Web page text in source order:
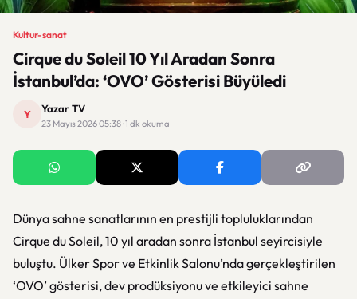
Kultur-sanat
Cirque du Soleil 10 Yıl Aradan Sonra
İstanbul’da: ‘OVO’ Gösterisi Büyüledi
Y Yazar TV
23 Mayıs 2026 05:38 · 1 dk okuma
Dünya sahne sanatlarının en prestijli topluluklarından
Cirque du Soleil, 10 yıl aradan sonra İstanbul seyircisiyle
buluştu. Ülker Spor ve Etkinlik Salonu’nda gerçekleştirilen
‘OVO’ gösterisi, dev prodüksiyonu ve etkileyici sahne